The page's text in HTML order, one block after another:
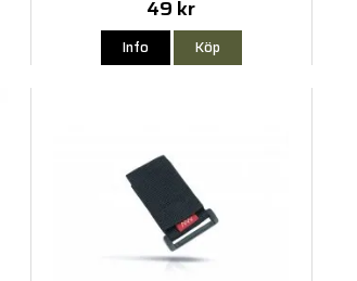
49 kr
Info Köp